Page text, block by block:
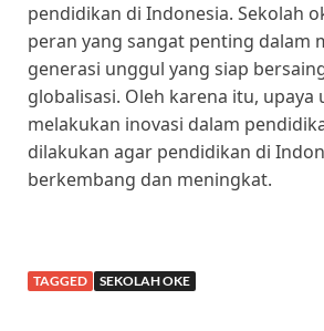
pendidikan di Indonesia. Sekolah
peran yang sangat penting dalam
generasi unggul yang siap
globalisasi. Oleh karena itu, upaya
melakukan inovasi dalam
dilakukan agar pendidikan di
berkembang dan meningkat.
TAGGED SEKOLAH OKE